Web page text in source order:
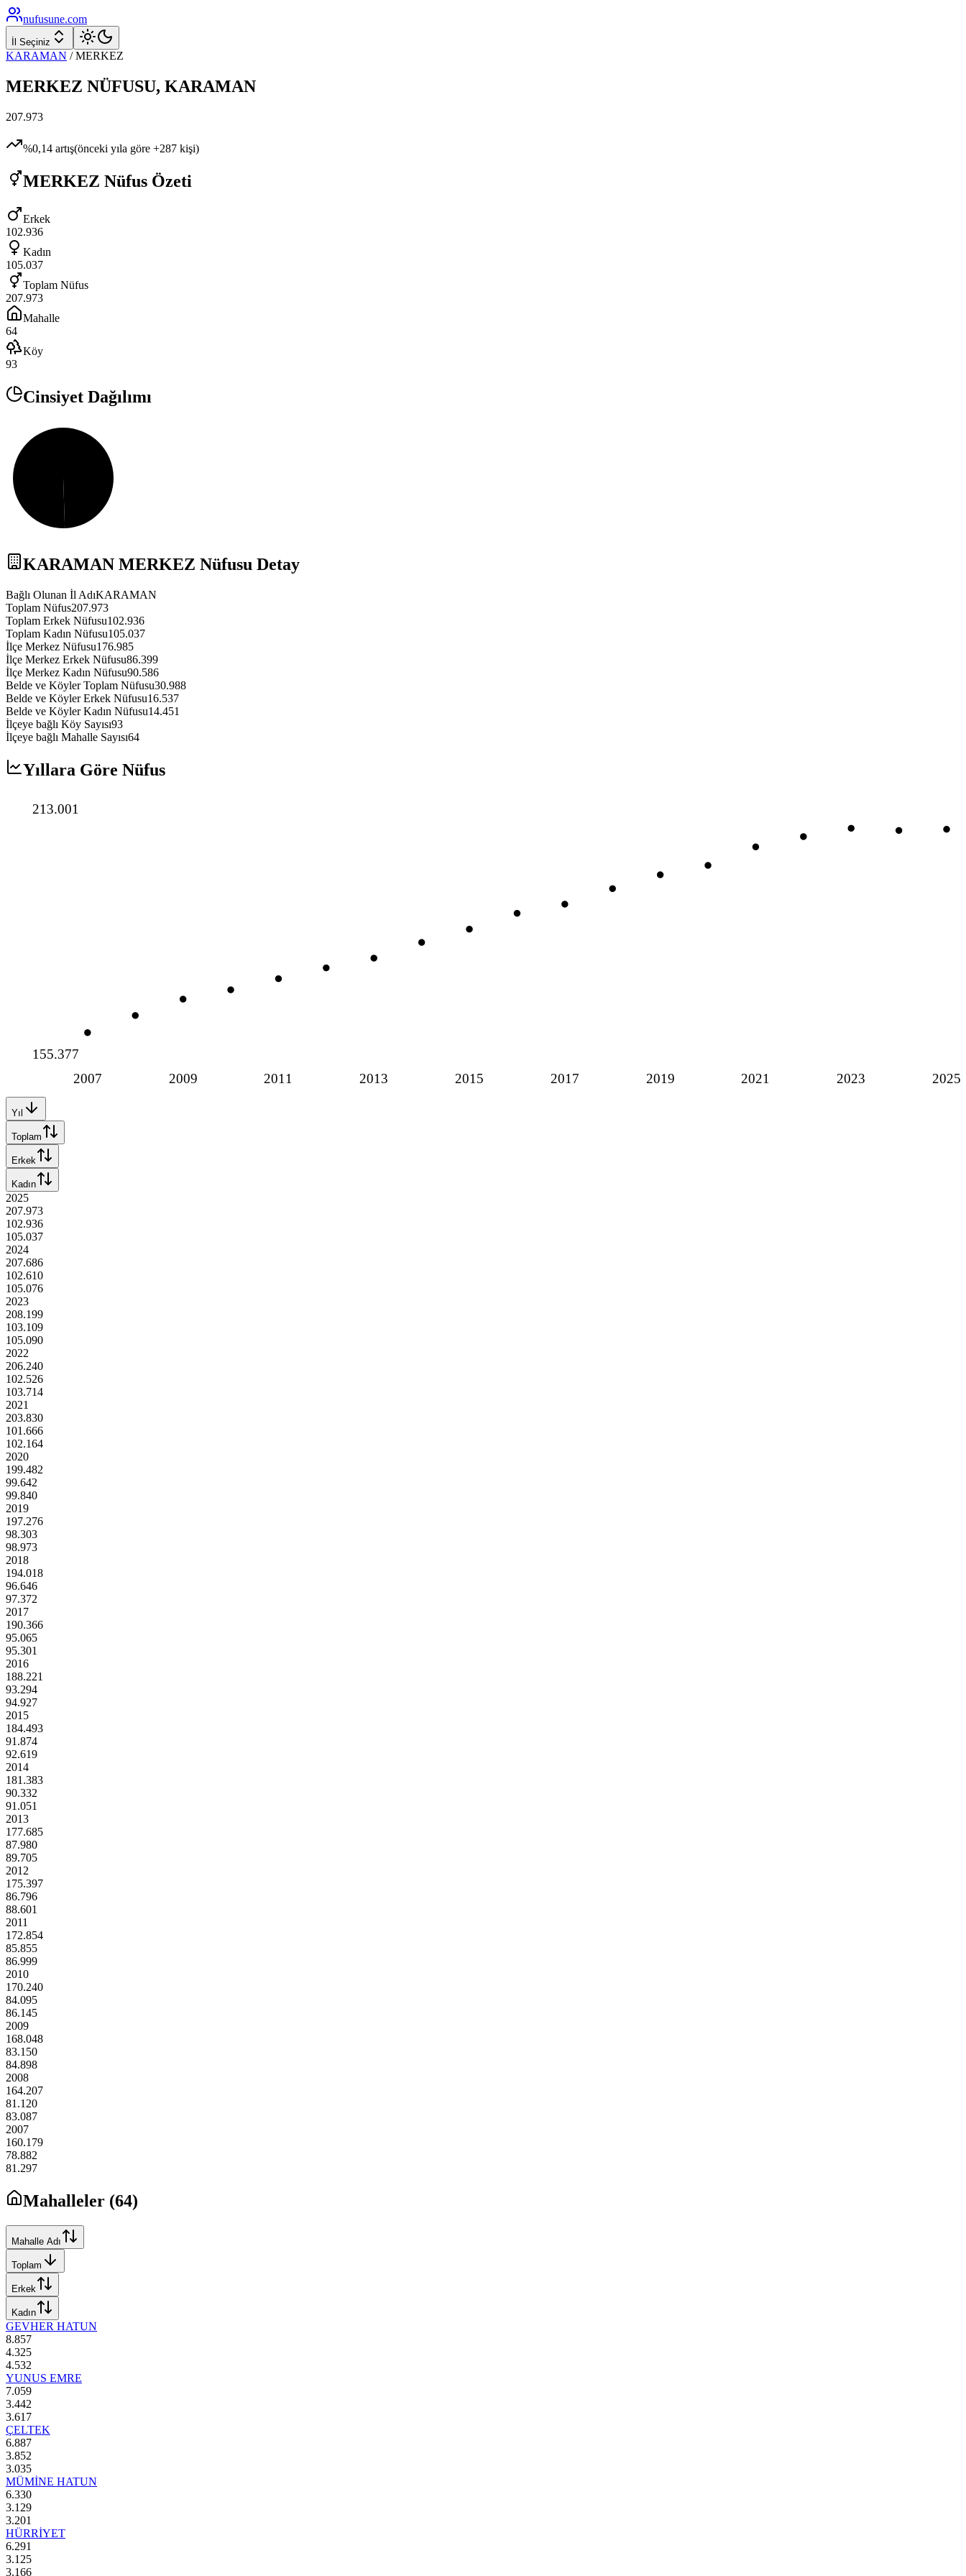
nufusune.com
İl Seçiniz
KARAMAN /MERKEZ
MERKEZ NÜFUSU, KARAMAN
207.973
%0,14 artış(önceki yıla göre +287 kişi)
MERKEZ Nüfus Özeti
Erkek
102.936
Kadın
105.037
Toplam Nüfus
207.973
Mahalle
64
Köy
93
Cinsiyet Dağılımı
KARAMAN MERKEZ Nüfusu Detay
Bağlı Olunan İl AdıKARAMAN
Toplam Nüfus207.973
Toplam Erkek Nüfusu102.936
Toplam Kadın Nüfusu105.037
İlçe Merkez Nüfusu176.985
İlçe Merkez Erkek Nüfusu86.399
İlçe Merkez Kadın Nüfusu90.586
Belde ve Köyler Toplam Nüfusu30.988
Belde ve Köyler Erkek Nüfusu16.537
Belde ve Köyler Kadın Nüfusu14.451
İlçeye bağlı Köy Sayısı93
İlçeye bağlı Mahalle Sayısı64
Yıllara Göre Nüfus
2007 2009 2011 2013 2015 2017 2019 2021 2023 2025
213.001
155.377
Yıl
Toplam
Erkek
Kadın
2025
207.973
102.936
105.037
2024
207.686
102.610
105.076
2023
208.199
103.109
105.090
2022
206.240
102.526
103.714
2021
203.830
101.666
102.164
2020
199.482
99.642
99.840
2019
197.276
98.303
98.973
2018
194.018
96.646
97.372
2017
190.366
95.065
95.301
2016
188.221
93.294
94.927
2015
184.493
91.874
92.619
2014
181.383
90.332
91.051
2013
177.685
87.980
89.705
2012
175.397
86.796
88.601
2011
172.854
85.855
86.999
2010
170.240
84.095
86.145
2009
168.048
83.150
84.898
2008
164.207
81.120
83.087
2007
160.179
78.882
81.297
Mahalleler (64)
Mahalle Adı
Toplam
Erkek
Kadın
GEVHER HATUN
8.857
4.325
4.532
YUNUS EMRE
7.059
3.442
3.617
ÇELTEK
6.887
3.852
3.035
MÜMİNE HATUN
6.330
3.129
3.201
HÜRRİYET
6.291
3.125
3.166